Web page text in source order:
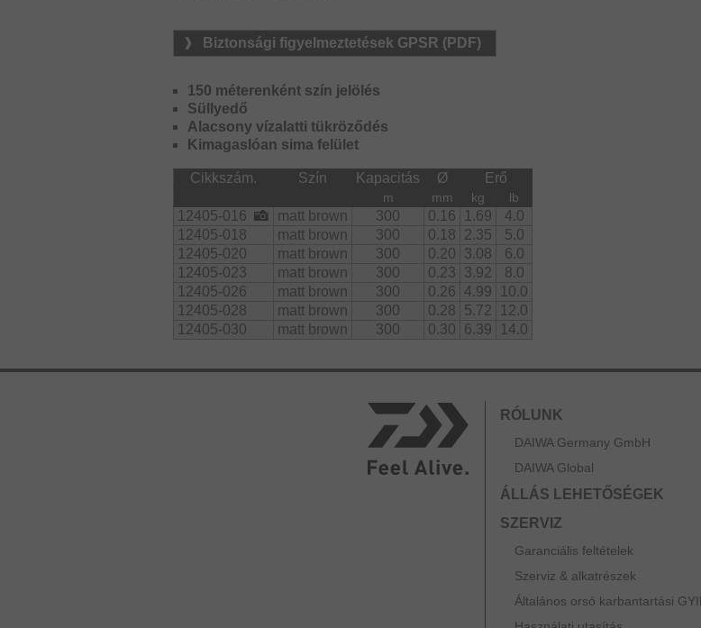
Biztonsági figyelmeztetések GPSR (PDF)
150 méterenként szín jelölés
Süllyedő
Alacsony vízalatti tükröződés
Kimagaslóan sima felület
Cikkszám. Szín Kapacitás Ø Erő
m mm kg lb
12405-016 matt brown 300 0.16 1.69
4.0
12405-018
matt brown 300 0.18 2.35
5.0
12405-020
matt brown 300 0.20 3.08
6.0
12405-023
matt brown 300 0.23 3.92
8.0
12405-026
matt brown 300 0.26 4.99
10.0
12405-028
matt brown 300 0.28 5.72
12.0
12405-030
matt brown 300 0.30 6.39 14.0
RÓLUNK
DAIWA Germany GmbH
DAIWA Global
ÁLLÁS LEHETŐSÉGEK
SZERVIZ
Garanciális feltételek
Szerviz & alkatrészek
Általános orsó karbantartási